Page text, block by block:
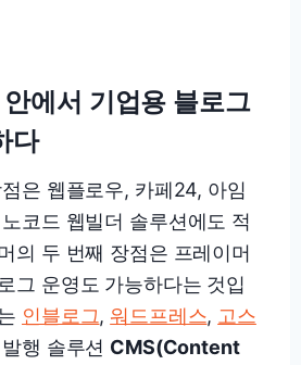
에서 기업용 블로그
다
은 웹플로우, 카페24, 아임
코드 웹빌더 솔루션에도 적
의 두 번째 장점은 프레이머
그 운영도 가능하다는 것입
인블로그, 워드프레스, 고스
행 솔루션 CMS(Content